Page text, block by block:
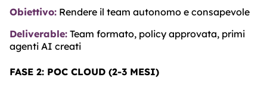
Obiettivo: Rendere il team autonomo e consapevole
Deliverable: Team formato, policy approvata, primi
agenti AI creati
FASE 2: POC CLOUD (2-3 MESI)